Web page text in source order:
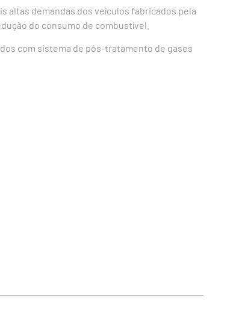
altas demandas dos veículos fabricados pela
do consumo de combustível.
com sistema de pós-tratamento de gases